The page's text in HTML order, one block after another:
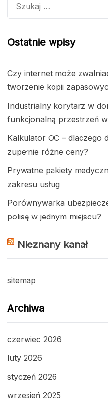
Ostatnie wpisy
Czy internet może
tworzenie kopii
Industrialny korytarz w
funkcjonalną przestrzeń
Kalkulator OC – dlaczego
zupełnie różne ceny?
Prywatne pakiety
zakresu usług
Porównywarka
polisę w jednym miejscu?
Nieznany kanał
sitemap
Archiwa
czerwiec 2026
luty 2026
styczeń 2026
wrzesień 2025